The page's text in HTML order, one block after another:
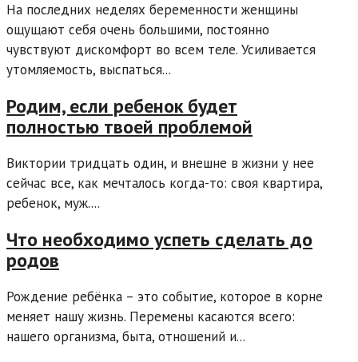
На последних неделях беременности женщины
ощущают себя очень большими, постоянно
чувствуют дискомфорт во всем теле. Усиливается
утомляемость, выспаться...
Родим, если ребенок будет
полностью твоей проблемой
Виктории тридцать один, и внешне в жизни у нее
сейчас все, как мечталось когда-то: своя квартира,
ребенок, муж....
Что необходимо успеть сделать до
родов
Рождение ребёнка – это событие, которое в корне
меняет нашу жизнь. Перемены касаются всего:
нашего организма, быта, отношений и...